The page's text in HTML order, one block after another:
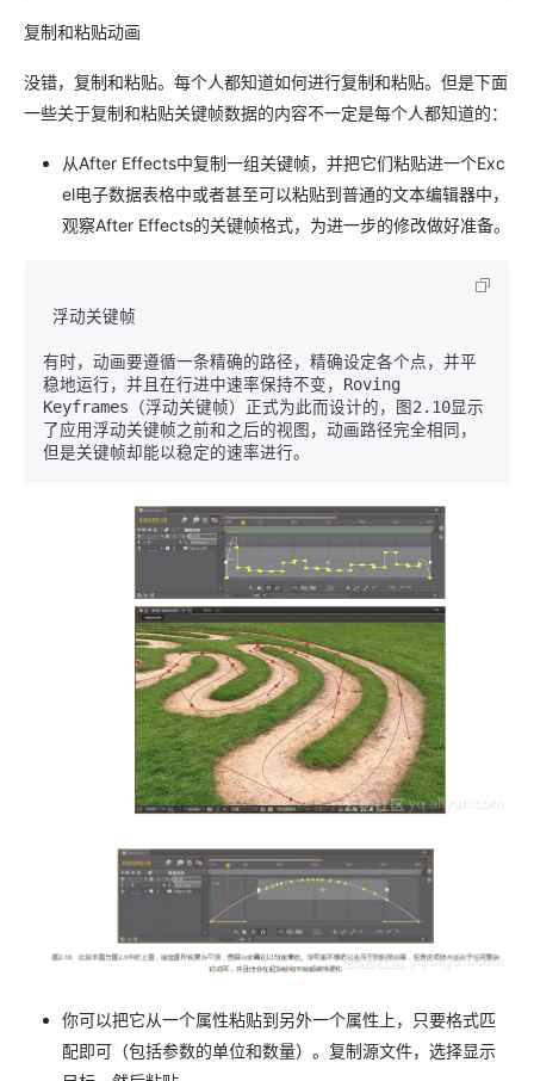
复制和粘贴动画
没错，复制和粘贴。每个人都知道如何进行复制和粘贴。但是下面
一些关于复制和粘贴关键帧数据的内容不一定是每个人都知道的：
从After Effects中复制一组关键帧，并把它们粘贴进一个Exc
el电子数据表格中或者甚至可以粘贴到普通的文本编辑器中，
观察After Effects的关键帧格式，为进一步的修改做好准备。
有时，动画要遵循一条精确的路径，精确设定各个点，并平
稳地运行，并且在行进中速率保持不变，Roving
Keyframes（浮动关键帧）正式为此而设计的，图2.10显示
了应用浮动关键帧之前和之后的视图，动画路径完全相同，
你可以把它从一个属性粘贴到另外一个属性上，只要格式匹
配即可（包括参数的单位和数量）。复制源文件，选择显示